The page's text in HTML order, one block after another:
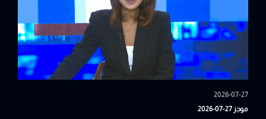
2026-07-27
موجز 27-07-2026